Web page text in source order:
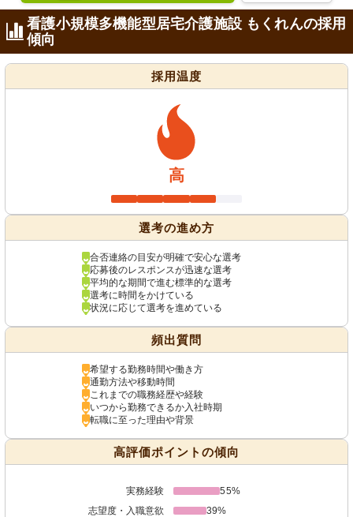
看護小規模多機能型居宅介護施設 もくれんの採用
傾向
採用温度
高
選考の進め方
合否連絡の目安が明確で安心な選考
応募後のレスポンスが迅速な選考
平均的な期間で進む標準的な選考
選考に時間をかけている
状況に応じて選考を進めている
頻出質問
希望する勤務時間や働き方
通勤方法や移動時間
これまでの職務経歴や経験
いつから勤務できるか入社時期
転職に至った理由や背景
高評価ポイントの傾向
実務経験
55%
志望度・入職意欲
39%